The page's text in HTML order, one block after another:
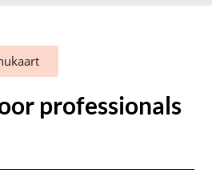
professionals